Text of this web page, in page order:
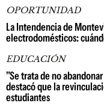
OPORTUNIDAD
La Intendencia de
electrodomésticos:
EDUCACIÓN
"Se trata de no
destacó que la
estudiantes